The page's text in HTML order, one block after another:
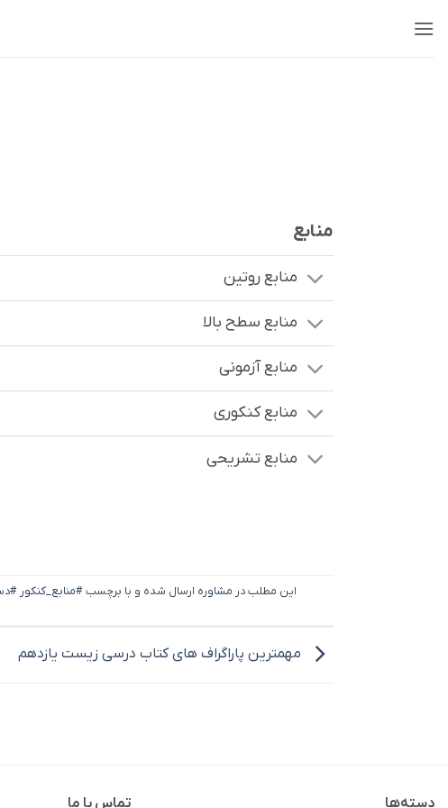
منابع
منابع روتین
منابع سطح بالا
منابع آزمونی
منابع کنکوری
منابع تشریحی
این مطلب در مشاوره ارسال شده و با برچسب
مهمترین پاراگراف های کتاب درسی زیست یازدهم
دسته‌ها تماس با ما